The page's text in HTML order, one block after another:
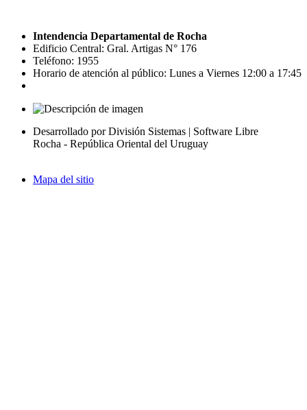
Intendencia Departamental de Rocha
Edificio Central: Gral. Artigas N° 176
Teléfono: 1955
Horario de atención al público: Lunes a Viernes 12:00 a 17:45
Desarrollado por División Sistemas | Software Libre
Rocha - República Oriental del Uruguay
Mapa del sitio